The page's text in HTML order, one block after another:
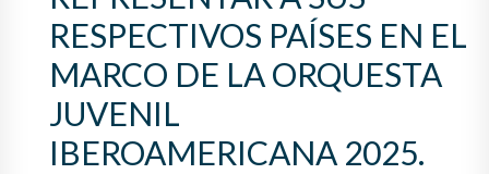
RESPECTIVOS PAÍSES EN EL
MARCO DE LA ORQUESTA
JUVENIL
IBEROAMERICANA 2025.